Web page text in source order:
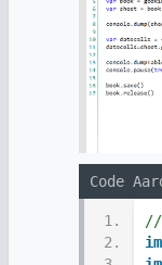
Code
1.
2.
//